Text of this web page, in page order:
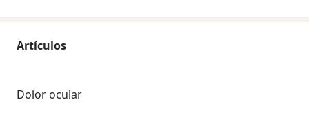
Artículos
Dolor ocular